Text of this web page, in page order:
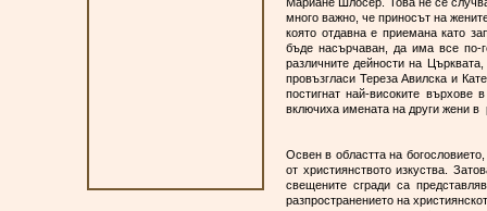
много важно, че приносът на
която отдавна е приемана като
бъде насърчаван, да има все по-
различните дейности на
провъзгласи Тереза Авилска и
постигнат най-високите върхове
включиха имената на други жени в
Освен в областта на
от християнството изкуства.
свещените сгради са
разпространението на